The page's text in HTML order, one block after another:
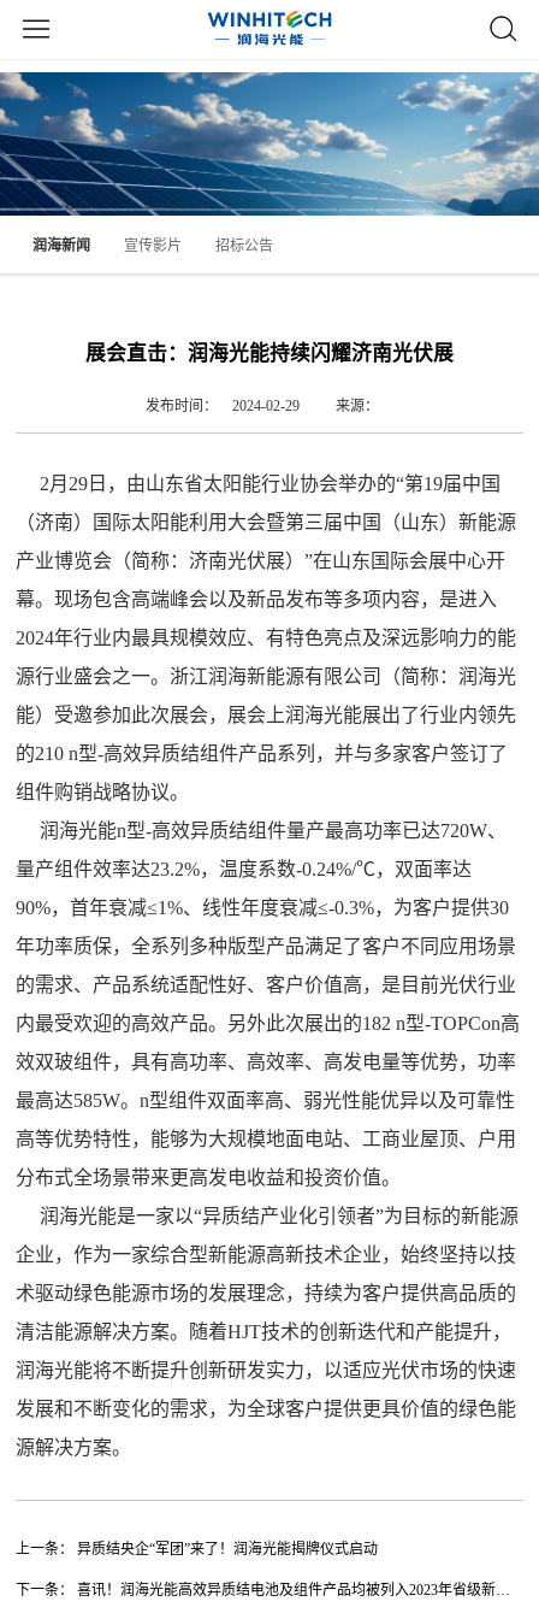
润海新闻 宣传影片 招标公告
展会直击：润海光能持续闪耀济南光伏展
发布时间： 2024-02-29 来源：
2月29日，由山东省太阳能行业协会举办的“第19届中国
（济南）国际太阳能利用大会暨第三届中国（山东）新能源
产业博览会（简称：济南光伏展）”在山东国际会展中心开
幕。现场包含高端峰会以及新品发布等多项内容，是进入
2024年行业内最具规模效应、有特色亮点及深远影响力的能
源行业盛会之一。浙江润海新能源有限公司（简称：润海光
能）受邀参加此次展会，展会上润海光能展出了行业内领先
的210 n型-高效异质结组件产品系列，并与多家客户签订了
组件购销战略协议。
润海光能n型-高效异质结组件量产最高功率已达720W、
量产组件效率达23.2%，温度系数-0.24%/℃，双面率达
90%，首年衰减≤1%、线性年度衰减≤-0.3%，为客户提供30
年功率质保，全系列多种版型产品满足了客户不同应用场景
的需求、产品系统适配性好、客户价值高，是目前光伏行业
内最受欢迎的高效产品。另外此次展出的182 n型-TOPCon高
效双玻组件，具有高功率、高效率、高发电量等优势，功率
最高达585W。n型组件双面率高、弱光性能优异以及可靠性
高等优势特性，能够为大规模地面电站、工商业屋顶、户用
分布式全场景带来更高发电收益和投资价值。
润海光能是一家以“异质结产业化引领者”为目标的新能源
企业，作为一家综合型新能源高新技术企业，始终坚持以技
术驱动绿色能源市场的发展理念，持续为客户提供高品质的
清洁能源解决方案。随着HJT技术的创新迭代和产能提升，
润海光能将不断提升创新研发实力，以适应光伏市场的快速
发展和不断变化的需求，为全球客户提供更具价值的绿色能
源解决方案。
上一条： 异质结央企“军团”来了！润海光能揭牌仪式启动
下一条： 喜讯！润海光能高效异质结电池及组件产品均被列入2023年省级新产